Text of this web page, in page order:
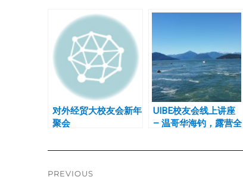
对外经贸大校友会新年
聚会
UIBE校友会线上讲座
– 温哥华海钓，露营全
Post
PREVIOUS